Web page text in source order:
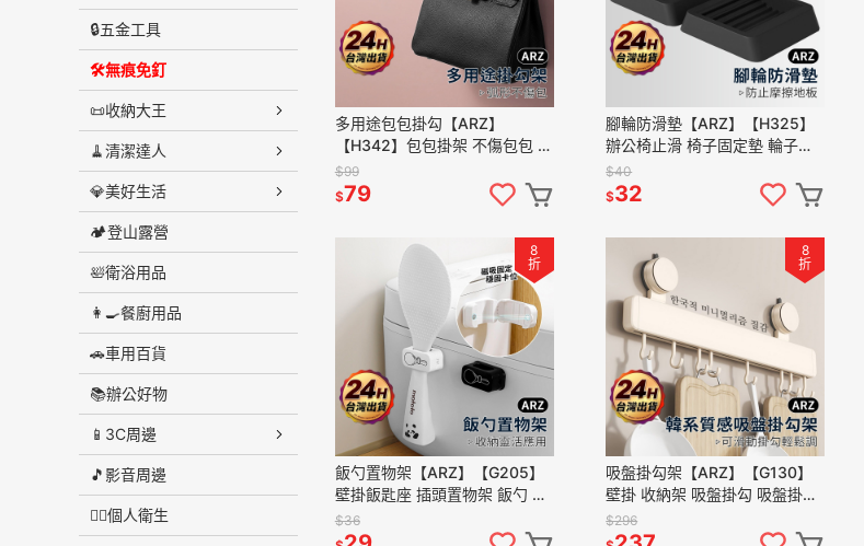
🔒五金工具
🛠️無痕免釘
📜收納大王
🧹清潔達人
💎美好生活
🏕️登山露營
🛀衛浴用品
👩‍🍳餐廚用品
🚗車用百貨
📚辦公好物
📱3C周邊
🎵影音周邊
👨‍⚕️個人衛生
多用途包包掛勾【ARZ】
【H342】包包掛架 不傷包包 耳
機掛架 衣櫃收納 領帶 皮帶 居家
整理 掛架 萬用勾 小物收納
$99
$79
腳輪防滑墊【ARZ】【H325】
辦公椅止滑 椅子固定墊 輪子固
定器 靜音耐磨 地板保護墊 萬向
輪固定 加厚橡膠 防刮耐磨
$40
$32
8
折
飯勺置物架【ARZ】【G205】
壁掛飯匙座 插頭置物架 飯勺 收
納架 電鍋飯匙置物架 飯勺掛架
飯匙收納盒 磁性吸附飯勺
$36
8
折
吸盤掛勾架【ARZ】【G130】
壁掛 收納架 吸盤掛勾 吸盤掛鉤
吸盤 掛架 掛勾 廚房掛勾 廚房收
納 吸盤置物架 排鉤
$296